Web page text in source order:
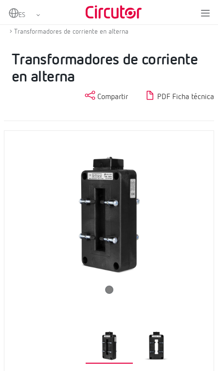
Home
Medida y control
Transformadores de corriente en alterna
Transformadores de corriente
en alterna
Compartir PDF Ficha técnica